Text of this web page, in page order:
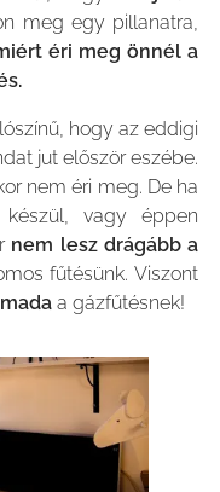
meg egy pillanatra,
éri meg önnél a
hogy az eddigi
jut először eszébe.
nem éri meg. De ha
vagy éppen
nem lesz drágább a
fűtésünk. Viszont
a gázfűtésnek!